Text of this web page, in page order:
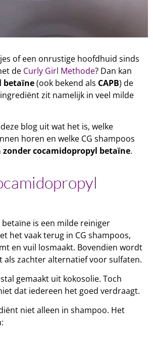
of een onrustige hoofdhuid sinds
de Curly Girl Methode? Dan kan
betaïne(ook bekend als CAPB) de
zit namelijk in veel milde
blog uit wat het is, welke
horen en welke CG shampoos
zonder cocamidopropyl betaïne.
is een milde reiniger
het vaak terug in CG shampoos,
en vuil losmaakt. Bovendien wordt
als zachter alternatief voor sulfaten.
gemaakt uit kokosolie. Toch
dat iedereen het goed verdraagt.
niet alleen in shampoo. Het